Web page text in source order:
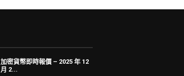
加密貨幣即時報價 – 2025 年 12
月 2...